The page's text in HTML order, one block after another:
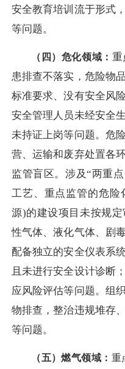
安全教育培训流于形式
等问题。
（ 四） 危化领域： 重
患排查不落实，危险物
标准要求、没有安全风
安全管理人员未经安全
未持证上岗等问题。危
营、运输和废弃处置各
监管盲区。涉及“两重
工艺、重点监管的危险
源)的建设项目未按规
性气体、液化气体、剧
配备独立的安全仪表系
且未进行安全设计诊断
应风险评估等问题。组
物排查，整治违规堆存
等问题。
（五）燃气领域： 重